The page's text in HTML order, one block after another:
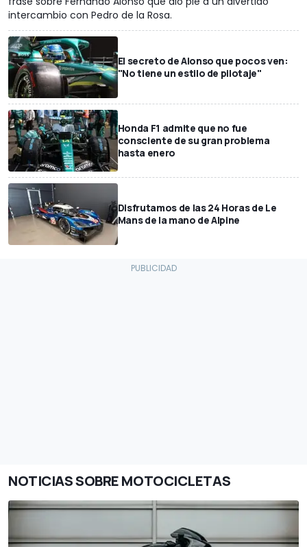
intercambio con Pedro de la Rosa.
El secreto de Alonso que pocos ven:
"No tiene un estilo de pilotaje"
Honda F1 admite que no fue
consciente de su gran problema
hasta enero
Disfrutamos de las 24 Horas de Le
Mans de la mano de Alpine
NOTICIAS SOBRE MOTOCICLETAS